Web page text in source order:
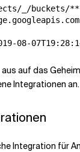
_/buckets/
auf das
Integrationen an.
Integration für